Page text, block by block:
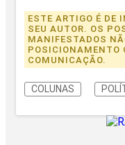
ESTE ARTIGO É DE
SEU AUTOR. OS
MANIFESTADOS
POSICIONAMENTO
COMUNICAÇÃO.
COLUNAS